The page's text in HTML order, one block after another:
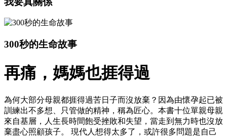
300秒的生命故事
再痛，媽媽也捱得過
為何大部分母親都捱得過苦日子而沒放棄？因為由懷孕起已被
訓練出不多想、只管做的精神，稱為匠心。本書十位單親母親
來自基層，人生長時間飽受挫敗和失望，當走到無力時也沒放
棄盡心照顧孩子。 現代人想得太多了，或許很多問題是自己